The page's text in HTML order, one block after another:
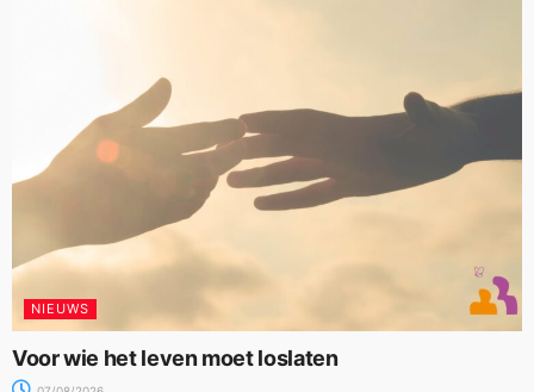
NIEUWS
Voor wie het leven moet loslaten